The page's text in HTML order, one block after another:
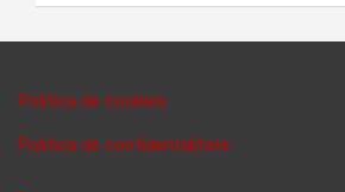
Politica de cookies
Politica de confidentalitate